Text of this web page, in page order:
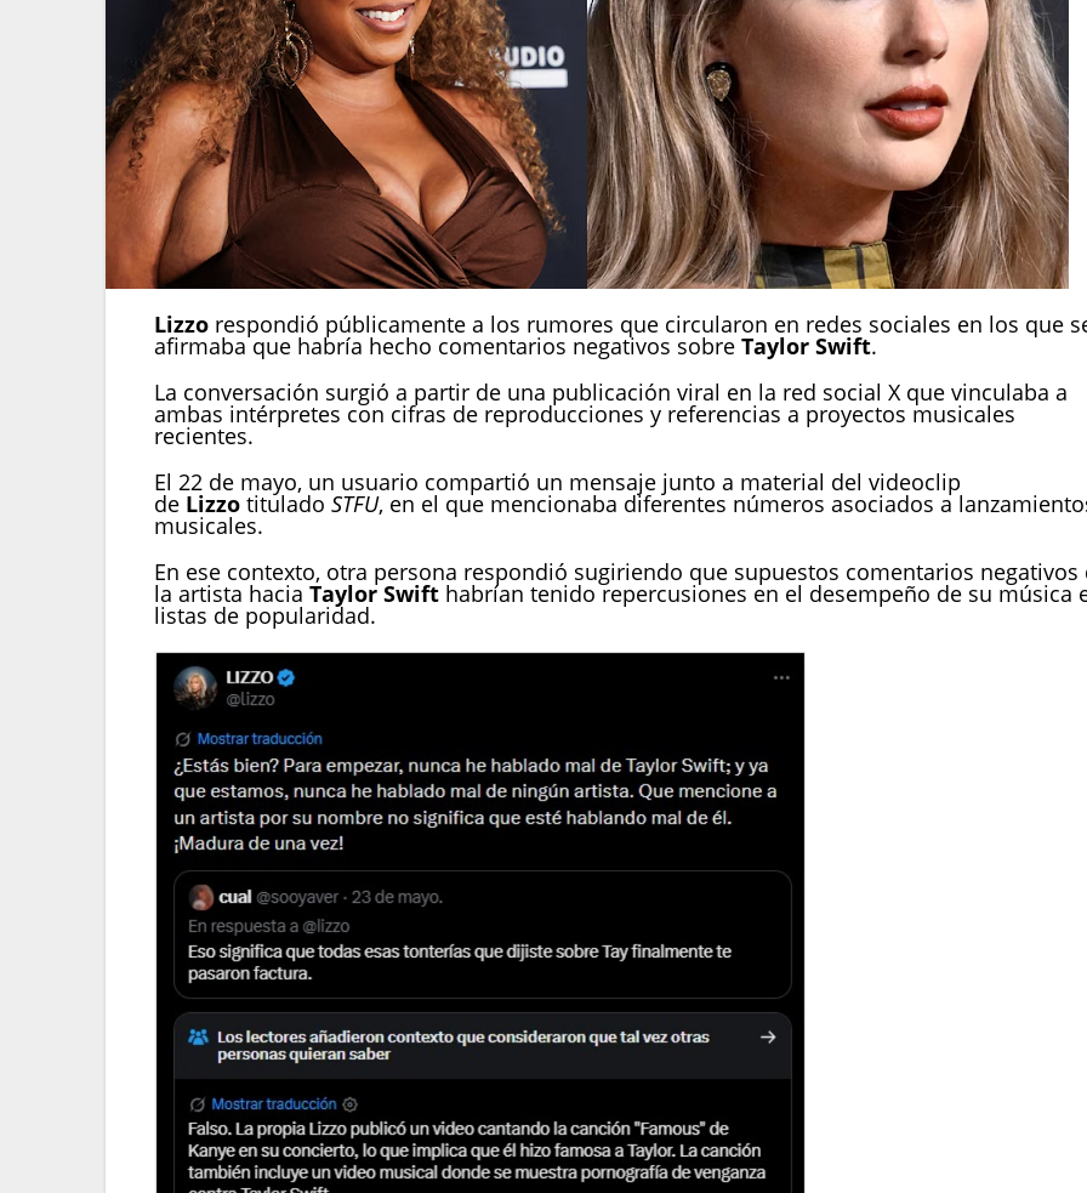
Lizzo respondió públicamente a los rumores que circularon en redes sociales en los que
afirmaba que habría hecho comentarios negativos sobre Taylor Swift.
La conversación surgió a partir de una publicación viral en la red social X que vinculaba a
ambas intérpretes con cifras de reproducciones y referencias a proyectos musicales
recientes.
El 22 de mayo, un usuario compartió un mensaje junto a material del videoclip
de Lizzo titulado STFU, en el que mencionaba diferentes números asociados a
musicales.
En ese contexto, otra persona respondió sugiriendo que supuestos comentarios negativos
la artista hacia Taylor Swift habrían tenido repercusiones en el desempeño de su música
listas de popularidad.